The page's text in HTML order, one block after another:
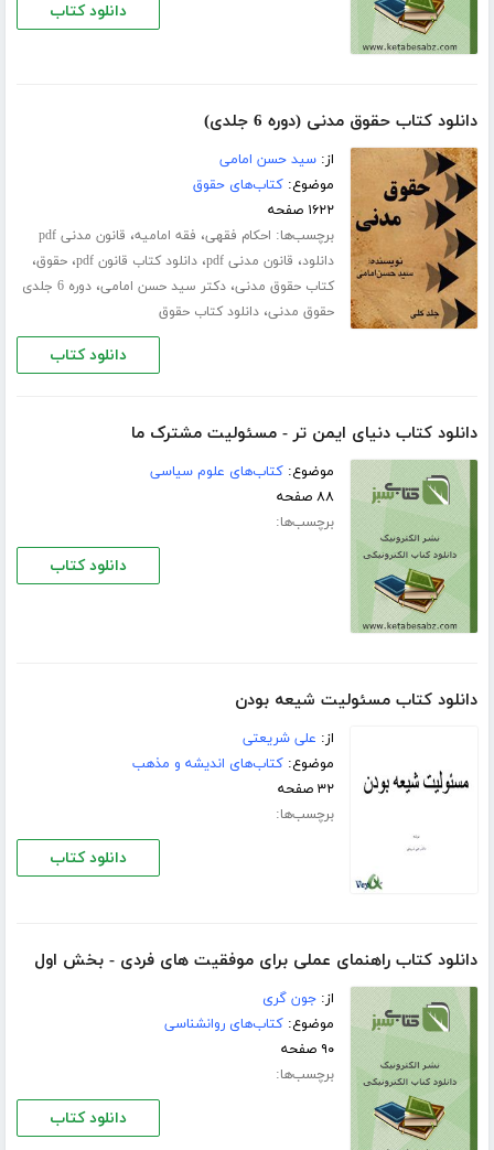
دانلود کتاب
دانلود کتاب حقوق مدنی (دوره 6 جلدی)
از:سید حسن امامی
موضوع:کتاب‌های حقوق
۱۶۲۲ صفحه
برچسب‌ها: احکام فقهی، فقه امامیه،
قانون مدنی pdf
دانلود، قانون مدنی pdf ،دانلود کتاب قانون pdf ،حقوق،
کتاب حقوق مدنی،دکتر سید حسن امامی،
دوره 6 جلدی
حقوق مدنی،دانلود کتاب حقوق
دانلود کتاب
دانلود کتاب دنیای ایمن تر - مسئولیت مشترک ما
موضوع:کتاب‌های علوم سیاسی
۸۸ صفحه
برچسب‌ها:
دانلود کتاب
دانلود کتاب مسئولیت شیعه بودن
از: علی شریعتی
موضوع:کتاب‌های اندیشه و مذهب
۳۲ صفحه
برچسب‌ها:
دانلود کتاب
دانلود کتاب راهنمای عملی برای موفقیت های فردی - بخش اول
از:جون گری
موضوع:کتاب‌های روانشناسی
۹۰ صفحه
برچسب‌ها:
دانلود کتاب